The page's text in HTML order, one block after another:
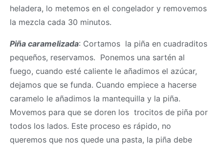
heladera, lo metemos en el congelador y removemos
la mezcla cada 30 minutos.
Piña caramelizada: Cortamos la piña en cuadraditos
pequeños, reservamos. Ponemos una sartén al
fuego, cuando esté caliente le añadimos el azúcar,
dejamos que se funda. Cuando empiece a hacerse
caramelo le añadimos la mantequilla y la piña.
Movemos para que se doren los trocitos de piña por
todos los lados. Este proceso es rápido, no
queremos que nos quede una pasta, la piña debe